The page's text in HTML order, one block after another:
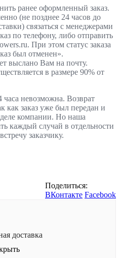
ранее оформленный заказ.
(не позднее 24 часов до
связаться с менеджерами
по телефону, либо отправить
При этом статус заказа
был отменен».
выслано Вам на почту.
в размере 90% от
часа невозможна. Возврат
как заказ уже был передан и
компании. Но наша
каждый случай в отдельности
заказчику.
Поделиться:
ВКонтакте Facebook
доставка